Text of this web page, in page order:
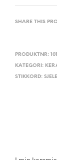
SHARE THIS
PRODUKTNR:
KATEGORI:
STIKKORD: